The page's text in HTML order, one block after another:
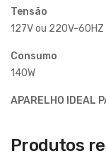
Tensão
127V ou 220V-60HZ
Consumo
140W
APARELHO IDEAL
Produtos